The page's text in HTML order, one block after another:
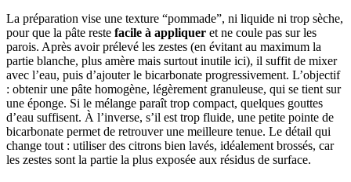
La préparation vise une texture “pommade”, ni liquide ni trop sèche,
pour que la pâte reste facile à appliquer et ne coule pas sur les
parois. Après avoir prélevé les zestes (en évitant au maximum la
partie blanche, plus amère mais surtout inutile ici), il suffit de mixer
avec l’eau, puis d’ajouter le bicarbonate progressivement. L’objectif
: obtenir une pâte homogène, légèrement granuleuse, qui se tient sur
une éponge. Si le mélange paraît trop compact, quelques gouttes
d’eau suffisent. À l’inverse, s’il est trop fluide, une petite pointe de
bicarbonate permet de retrouver une meilleure tenue. Le détail qui
change tout : utiliser des citrons bien lavés, idéalement brossés, car
les zestes sont la partie la plus exposée aux résidus de surface.